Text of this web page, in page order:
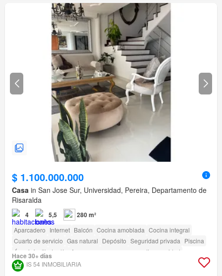
$ 1.100.000.000
Casa in San Jose Sur, Universidad, Pereira, Departamento de
Risaralda
4 5,5 280 m²
Aparcadero Internet Balcón Cocina amoblada Cocina integral
Cuarto de servicio Gas natural Depósito Seguridad privada Piscina
Área infantil
Jardín Acceso para personas con discapacidad
Hace 30+ días
IS 54 INMOBILIARIA